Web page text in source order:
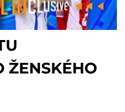
ŽENSKÉHO